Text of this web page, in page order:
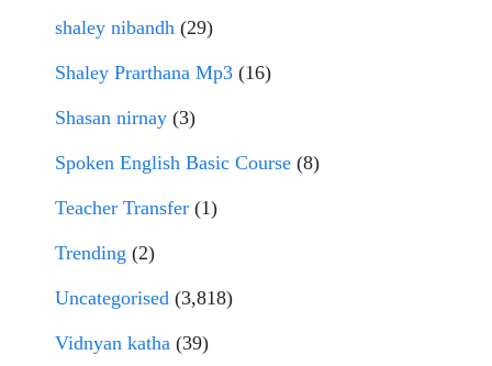
shaley nibandh (29)
Shaley Prarthana Mp3 (16)
Shasan nirnay (3)
Spoken English Basic Course (8)
Teacher Transfer (1)
Trending (2)
Uncategorised (3,818)
Vidnyan katha (39)